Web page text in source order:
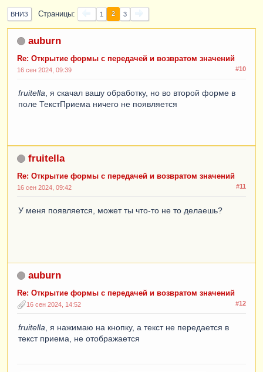
ВНИЗ Страницы 1 2 3
auburn
Re: Открытие формы с передачей и возвратом значений
#10
16 сен 2024, 09:39
fruitella , я скачал вашу обработку, но во второй форме в
поле ТекстПриема ничего не появляется
fruitella
Re: Открытие формы с передачей и возвратом значений
#11
16 сен 2024, 09:42
У меня появляется, может ты что-то не то делаешь?
auburn
Re: Открытие формы с передачей и возвратом значений
#12
16 сен 2024, 14:52
fruitella , я нажимаю на кнопку, а текст не передается в
текст приема, не отображается